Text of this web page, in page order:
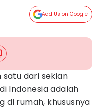
Add Us on Google
satu dari sekian
Indonesia adalah
di rumah, khususnya